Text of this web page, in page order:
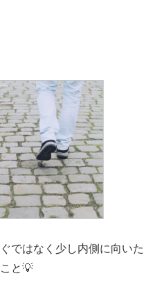
ではなく少し内側に向いた
と💡